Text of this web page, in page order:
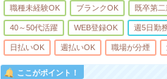
職種未経験OK ブランクOK 既卒第
40～50代活躍 WEB登録OK 週5日勤
日払いOK 週払いOK 職場が分煙
ここがポイント！